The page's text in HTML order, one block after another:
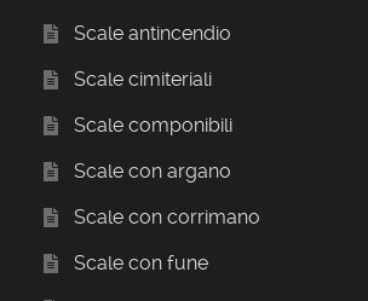
Scale antincendio
Scale cimiteriali
Scale componibili
Scale con argano
Scale con corrimano
Scale con fune